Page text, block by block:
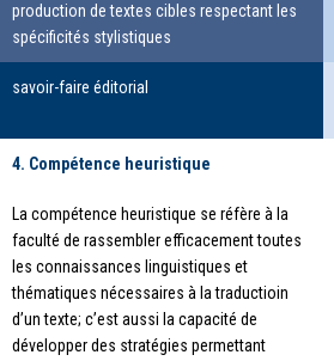
production de textes cibles respectant les
spécificités stylistiques
savoir-faire éditorial
4. Compétence heuristique
La compétence heuristique se réfère à la
faculté de rassembler efficacement toutes
les connaissances linguistiques et
thématiques nécessaires à la traductioin
d’un texte; c’est aussi la capacité de
développer des stratégies permettant